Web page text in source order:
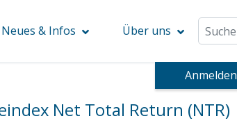
Neues & Infos Über uns
Anmelden
Net Total Return (NTR)